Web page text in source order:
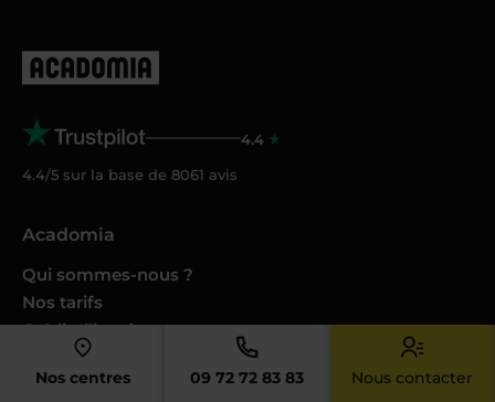
Nos centres 09 72 72 83 83 Nous contacter
4.4
4.4/5 sur la base de 8061 avis
Acadomia
Qui sommes-nous ?
Nos tarifs
Crédit d’impôt
Nos conseils et guides